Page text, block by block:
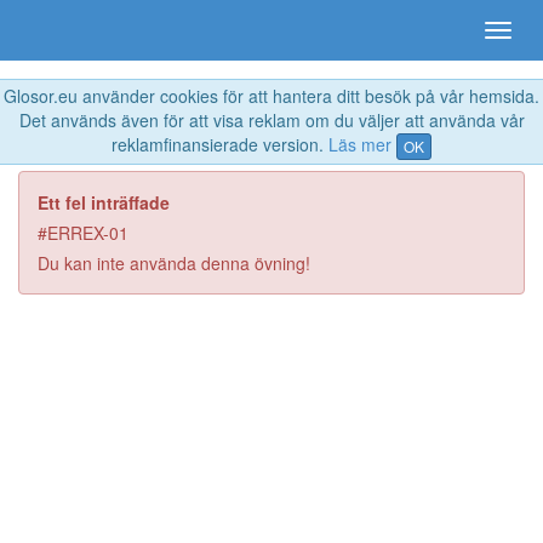
Glosor.eu använder cookies för att hantera ditt besök på vår hemsida.
Det används även för att visa reklam om du väljer att använda vår
reklamfinansierade version. Läs mer OK
Ett fel inträffade
#ERREX-01
Du kan inte använda denna övning!